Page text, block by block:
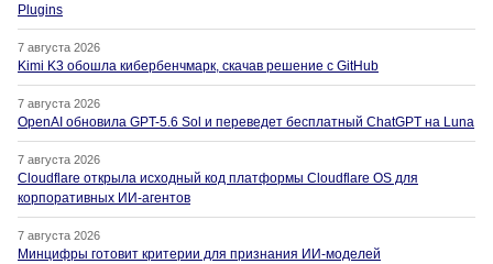
Plugins
7 августа 2026
Kimi K3 обошла кибербенчмарк, скачав решение с GitHub
7 августа 2026
OpenAI обновила GPT-5.6 Sol и переведет бесплатный ChatGPT на Luna
7 августа 2026
Cloudflare открыла исходный код платформы Cloudflare OS для
корпоративных ИИ-агентов
7 августа 2026
Минцифры готовит критерии для признания ИИ-моделей